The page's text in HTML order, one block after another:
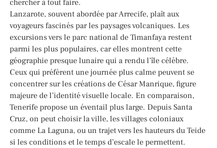
chercher à tout faire.
Lanzarote, souvent abordée par Arrecife, plaît aux
voyageurs fascinés par les paysages volcaniques. Les
excursions vers le parc national de Timanfaya restent
parmi les plus populaires, car elles montrent cette
géographie presque lunaire qui a rendu l’île célèbre.
Ceux qui préfèrent une journée plus calme peuvent se
concentrer sur les créations de César Manrique, figure
majeure de l’identité visuelle locale. En comparaison,
Tenerife propose un éventail plus large. Depuis Santa
Cruz, on peut choisir la ville, les villages coloniaux
comme La Laguna, ou un trajet vers les hauteurs du Teide
si les conditions et le temps d’escale le permettent.